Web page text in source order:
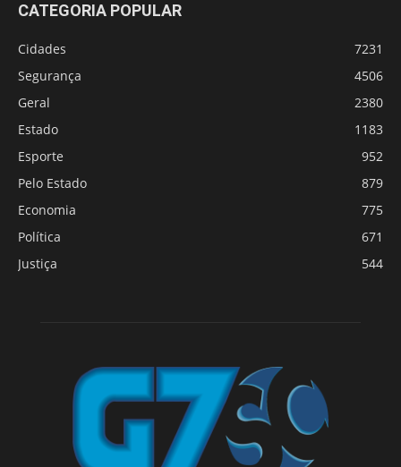
CATEGORIA POPULAR
Cidades
7231
Segurança
4506
Geral
2380
Estado
1183
Esporte
952
Pelo Estado
879
Economia
775
Política
671
Justiça
544